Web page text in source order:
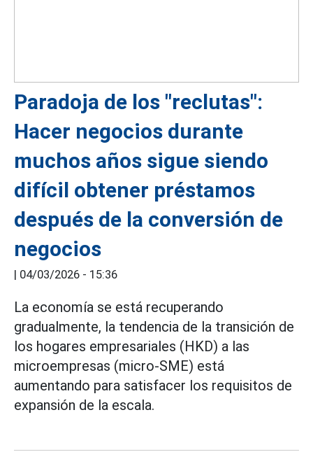
Paradoja de los "reclutas":
Hacer negocios durante
muchos años sigue siendo
difícil obtener préstamos
después de la conversión de
negocios
| 04/03/2026 - 15:36
La economía se está recuperando
gradualmente, la tendencia de la transición de
los hogares empresariales (HKD) a las
microempresas (micro-SME) está
aumentando para satisfacer los requisitos de
expansión de la escala.